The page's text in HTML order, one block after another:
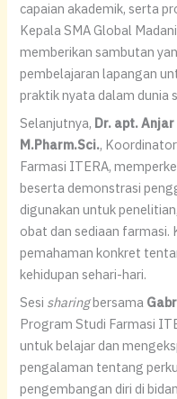
capaian akademik, serta
Kepala SMA Global
memberikan sambutan
pembelajaran lapangan
praktik nyata dalam dunia
Selanjutnya, Dr. apt.
M.Pharm.Sci.,
Farmasi ITERA,
beserta demonstrasi
digunakan untuk
obat dan sediaan farmasi.
pemahaman konkret
kehidupan sehari-hari.
Sesi sharingbersama
Program Studi Farmasi
untuk belajar dan
pengalaman tentang
pengembangan diri di